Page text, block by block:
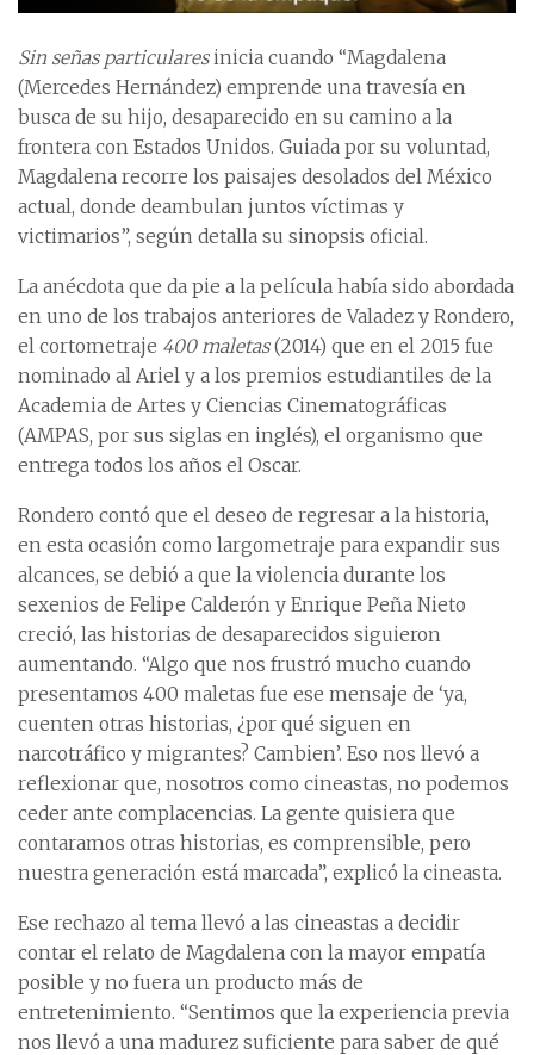
Sin señas particularesinicia cuando “Magdalena
(Mercedes Hernández) emprende una travesía en
busca de su hijo, desaparecido en su camino a la
frontera con Estados Unidos. Guiada por su voluntad,
Magdalena recorre los paisajes desolados del México
actual, donde deambulan juntos víctimas y
victimarios”, según detalla su sinopsis oficial.
La anécdota que da pie a la película había sido abordada
en uno de los trabajos anteriores de Valadez y Rondero,
el cortometraje 400 maletas(2014) que en el 2015 fue
nominado al Ariel y a los premios estudiantiles de la
Academia de Artes y Ciencias Cinematográficas
(AMPAS, por sus siglas en inglés), el organismo que
entrega todos los años el Oscar.
Rondero contó que el deseo de regresar a la historia,
en esta ocasión como largometraje para expandir sus
alcances, se debió a que la violencia durante los
sexenios de Felipe Calderón y Enrique Peña Nieto
creció, las historias de desaparecidos siguieron
aumentando. “Algo que nos frustró mucho cuando
presentamos 400 maletas fue ese mensaje de ‘ya,
cuenten otras historias, ¿por qué siguen en
narcotráfico y migrantes? Cambien’. Eso nos llevó a
reflexionar que, nosotros como cineastas, no podemos
ceder ante complacencias. La gente quisiera que
contaramos otras historias, es comprensible, pero
nuestra generación está marcada”, explicó la cineasta.
Ese rechazo al tema llevó a las cineastas a decidir
contar el relato de Magdalena con la mayor empatía
posible y no fuera un producto más de
entretenimiento. “Sentimos que la experiencia previa
nos llevó a una madurez suficiente para saber de qué